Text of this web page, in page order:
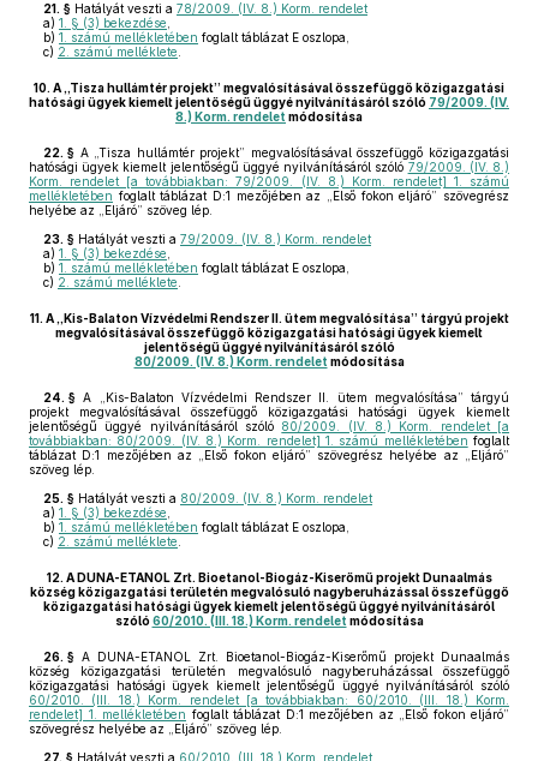
21. § Hatályát veszti a 78/2009. (IV. 8.) Korm. rendelet
a) 1. § (3) bekezdése
b) 1. számú mellékletében foglalt táblázat E oszlopa,
c) 2. számú melléklete
10. A „Tisza hullámtér projekt” megvalósításával összefüggő közigazgatási
hatósági ügyek kiemelt jelentőségű üggyé nyilvánításáról szóló 79/2009. (IV.
8.) Korm. rendelet módosítása
22. § A „Tisza hullámtér projekt” megvalósításával összefüggő közigazgatási
hatósági ügyek kiemelt jelentőségű üggyé nyilvánításáról szóló 79/2009. (IV. 8.)
Korm. rendelet [a továbbiakban: 79/2009. (IV. 8.) Korm. rendelet] 1. számú
mellékletében foglalt táblázat D:1 mezőjében az „Első fokon eljáró” szövegrész
helyébe az „Eljáró” szöveg lép.
23. § Hatályát veszti a 79/2009. (IV. 8.) Korm. rendelet
a) 1. § (3) bekezdése
b) 1. számú mellékletében foglalt táblázat E oszlopa,
c) 2. számú melléklete
11. A „Kis-Balaton Vízvédelmi Rendszer II. ütem megvalósítása” tárgyú projekt
megvalósításával összefüggő közigazgatási hatósági ügyek kiemelt
jelentőségű üggyé nyilvánításáról szóló
80/2009. (IV. 8.) Korm. rendelet módosítása
24. § A „Kis-Balaton Vízvédelmi Rendszer II. ütem megvalósítása” tárgyú
projekt megvalósításával összefüggő közigazgatási hatósági ügyek kiemelt
jelentőségű üggyé nyilvánításáról szóló 80/2009. (IV. 8.) Korm. rendelet [a
továbbiakban: 80/2009. (IV. 8.) Korm. rendelet] 1. számú mellékletében foglalt
táblázat D:1 mezőjében az „Első fokon eljáró” szövegrész helyébe az „Eljáró”
szöveg lép.
25. § Hatályát veszti a 80/2009. (IV. 8.) Korm. rendelet
a) 1. § (3) bekezdése
b) 1. számú mellékletében foglalt táblázat E oszlopa,
c) 2. számú melléklete
12. A DUNA-ETANOL Zrt. Bioetanol-Biogáz-Kiserőmű projekt Dunaalmás
község közigazgatási területén megvalósuló nagyberuházással összefüggő
közigazgatási hatósági ügyek kiemelt jelentőségű üggyé nyilvánításáról
szóló 60/2010. (III. 18.) Korm. rendelet módosítása
26. § A DUNA-ETANOL Zrt. Bioetanol-Biogáz-Kiserőmű projekt Dunaalmás
község közigazgatási területén megvalósuló nagyberuházással összefüggő
közigazgatási hatósági ügyek kiemelt jelentőségű üggyé nyilvánításáról szóló
60/2010. (III. 18.) Korm. rendelet [a továbbiakban: 60/2010. (III. 18.) Korm.
rendelet] 1. mellékletében foglalt táblázat D:1 mezőjében az „Első fokon eljáró”
szövegrész helyébe az „Eljáró” szöveg lép.
27. § Hatályát veszti a 60/2010. (III. 18.) Korm. rendelet